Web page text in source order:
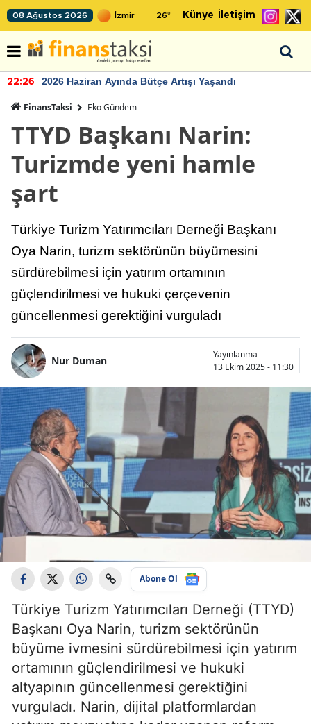
08 Ağustos 2026 26° Künye İletişim
22:26 2026 Haziran Ayında Bütçe Artışı Yaşandı
FinansTaksi Eko Gündem
TTYD Başkanı Narin:
Turizmde yeni hamle
şart
Türkiye Turizm Yatırımcıları Derneği Başkanı
Oya Narin, turizm sektörünün büyümesini
sürdürebilmesi için yatırım ortamının
güçlendirilmesi ve hukuki çerçevenin
güncellenmesi gerektiğini vurguladı
Nur Duman
Yayınlanma
13 Ekim 2025 - 11:30
Abone Ol
Türkiye Turizm Yatırımcıları Derneği (TTYD)
Başkanı Oya Narin, turizm sektörünün
büyüme ivmesini sürdürebilmesi için yatırım
ortamının güçlendirilmesi ve hukuki
altyapının güncellenmesi gerektiğini
vurguladı. Narin, dijital platformlardan